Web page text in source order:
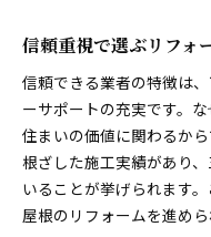
信頼重視で選ぶリフォ
信頼できる業者の特徴は
ーサポートの充実です。
住まいの価値に関わるか
根ざした施工実績があり
いることが挙げられます
屋根のリフォームを進めら